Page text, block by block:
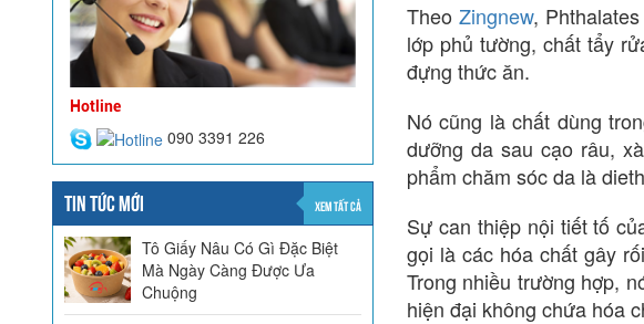
Hotline
090 3391 226
TIN TỨC MỚI XEM TẤT CẢ
Tô Giấy Nâu Có Gì Đặc Biệt
Mà Ngày Càng Được Ưa
Chuộng
Theo Zingnew,
lớp phủ tường, chất tẩy
đựng thức ăn.
Nó cũng là chất dùng
dưỡng da sau cạo râu,
phẩm chăm sóc da là
Sự can thiệp nội tiết tố
gọi là các hóa chất gây
Trong nhiều trường hợp,
hiện đại không chứa hóa